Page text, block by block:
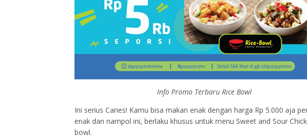
Info Promo Terbaru Rice Bowl
Ini serius Caries! Kamu bisa makan enak dengan harga Rp 5.000 aja
enak dan nampol ini, berlaku khusus untuk menu Sweet and Sour
bowl.